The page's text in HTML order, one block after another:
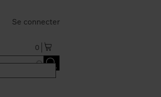
Se connecter
0